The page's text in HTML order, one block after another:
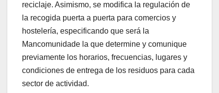
reciclaje. Asimismo, se modifica la regulación de
la recogida puerta a puerta para comercios y
hostelería, especificando que será la
Mancomunidade la que determine y comunique
previamente los horarios, frecuencias, lugares y
condiciones de entrega de los residuos para cada
sector de actividad.